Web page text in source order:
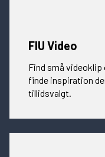
FIU Video
Find små videoklip
finde inspiration
tillidsvalgt.